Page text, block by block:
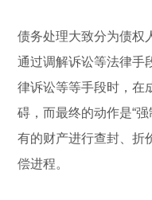
债务处理大致分为债权
通过调解诉讼等法律手
律诉讼等等手段时，在
碍，而最终的动作是“
有的财产进行查封、折
偿进程。